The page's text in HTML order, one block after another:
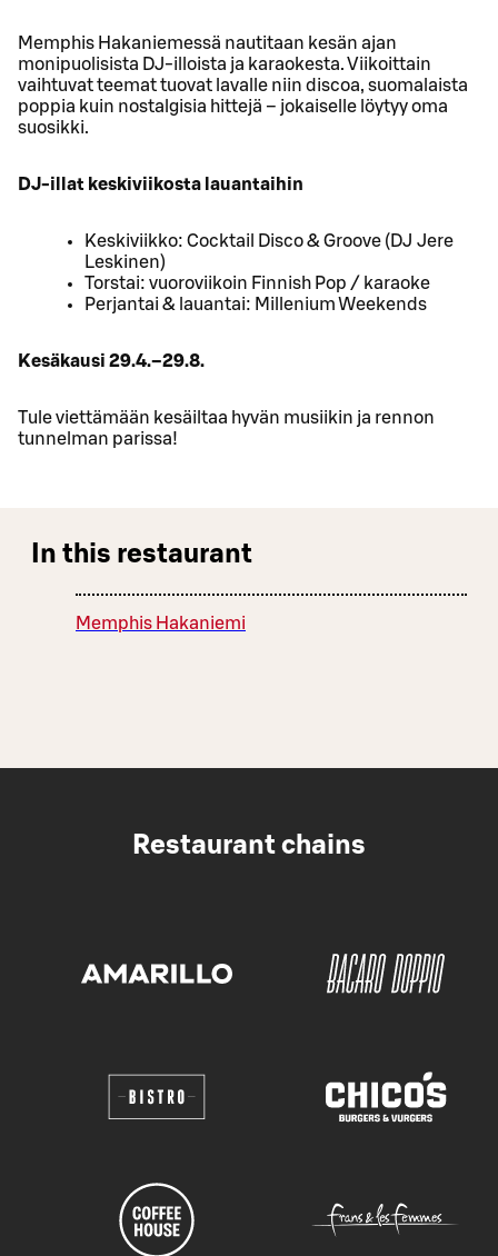
Memphis Hakaniemessä nautitaan kesän ajan
monipuolisista DJ-illoista ja karaokesta. Viikoittain
vaihtuvat teemat tuovat lavalle niin discoa, suomalaista
poppia kuin nostalgisia hittejä – jokaiselle löytyy oma
suosikki.
DJ-illat keskiviikosta lauantaihin
Keskiviikko: Cocktail Disco & Groove (DJ Jere
Leskinen)
Torstai: vuoroviikoin Finnish Pop / karaoke
Perjantai & lauantai: Millenium Weekends
Kesäkausi 29.4.–29.8.
Tule viettämään kesäiltaa hyvän musiikin ja rennon
tunnelman parissa!
In this restaurant
Memphis Hakaniemi
Restaurant chains